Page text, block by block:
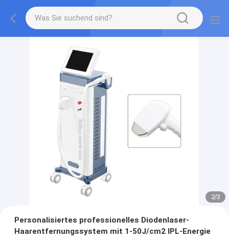
2/3
Personalisiertes professionelles Diodenlaser-
Haarentfernungssystem mit 1-50J/cm2 IPL-Energie